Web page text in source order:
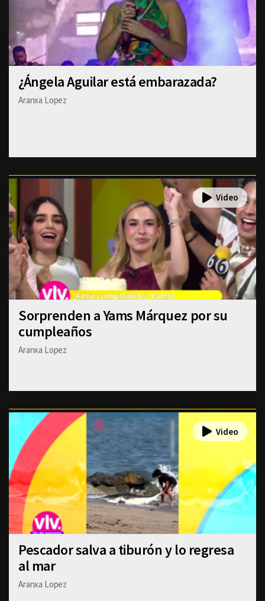
¿Ángela Aguilar está embarazada?
Aranxa Lopez
Sorprenden a Yams Márquez por su
cumpleaños
Aranxa Lopez
Pescador salva a tiburón y lo regresa
al mar
Aranxa Lopez